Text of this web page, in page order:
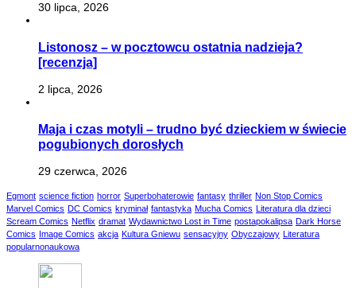
30 lipca, 2026
Listonosz – w pocztowcu ostatnia nadzieja?
[recenzja]
2 lipca, 2026
Maja i czas motyli – trudno być dzieckiem w świecie
pogubionych dorosłych
29 czerwca, 2026
Egmont science fiction horror Superbohaterowie fantasy thriller Non Stop Comics
Marvel Comics DC Comics kryminał fantastyka Mucha Comics Literatura dla dzieci
Scream Comics Netflix dramat Wydawnictwo Lost in Time postapokalipsa Dark Horse
Comics Image Comics akcja Kultura Gniewu sensacyjny Obyczajowy Literatura
popularnonaukowa